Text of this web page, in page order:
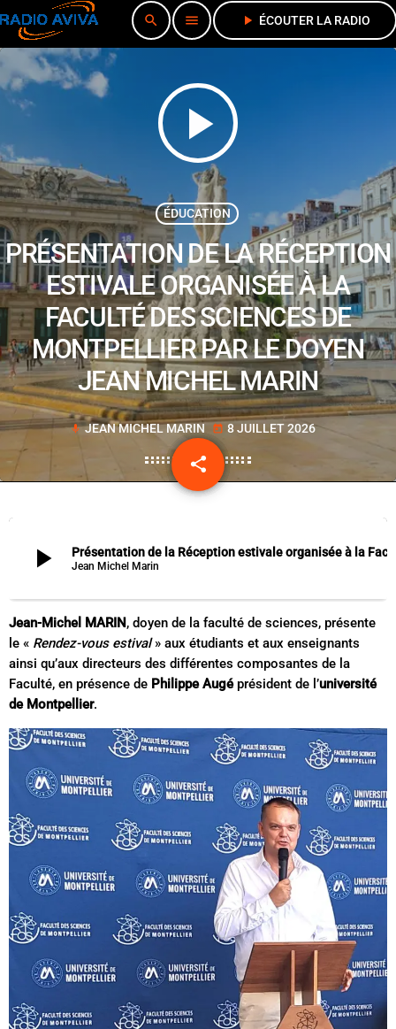
search menu play_arrow ÉCOUTER LA RADIO
play_arrow
ÉDUCATION
PRÉSENTATION DE LA RÉCEPTION
ESTIVALE ORGANISÉE À LA
FACULTÉ DES SCIENCES DE
MONTPELLIER PAR LE DOYEN
JEAN MICHEL MARIN
mic JEAN MICHEL MARIN today 8 JUILLET 2026
share
email
play_arrow Jean Michel Marin
Jean-Michel MARIN, doyen de la faculté de sciences, présente
le « Rendez-vous estival» aux étudiants et aux enseignants
ainsi qu’aux directeurs des différentes composantes de la
Faculté, en présence de Philippe Augéprésident de l’université
de Montpellier.